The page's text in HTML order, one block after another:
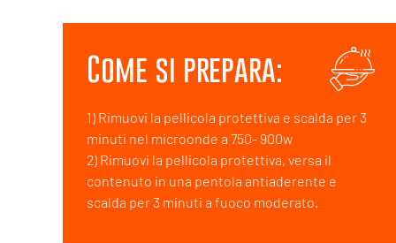
Come si prepara:
1) Rimuovi la pellicola protettiva e scalda per 3
minuti nel microonde a 750- 900w
2) Rimuovi la pellicola protettiva, versa il
contenuto in una pentola antiaderente e
scalda per 3 minuti a fuoco moderato.